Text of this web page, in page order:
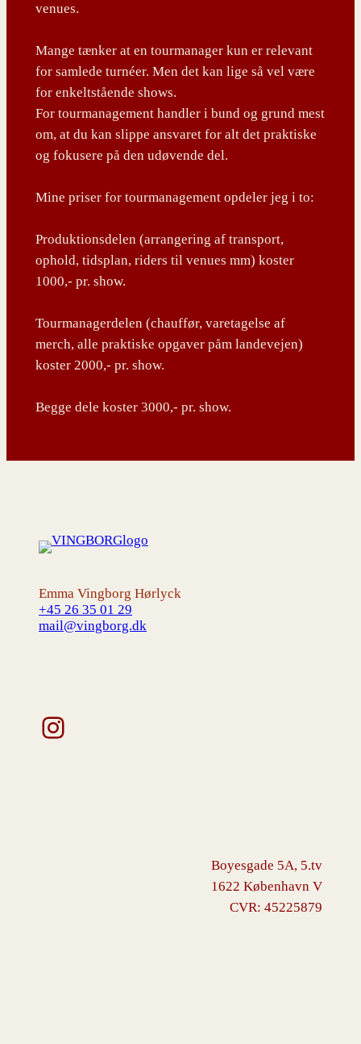
venues.
Mange tænker at en tourmanager kun er relevant
for samlede turnéer. Men det kan lige så vel være
for enkeltstående shows.
For tourmanagement handler i bund og grund mest
om, at du kan slippe ansvaret for alt det praktiske
og fokusere på den udøvende del.
Mine priser for tourmanagement opdeler jeg i to:
Produktionsdelen (arrangering af transport,
ophold, tidsplan, riders til venues mm) koster
1000,- pr. show.
Tourmanagerdelen (chauffør, varetagelse af
merch, alle praktiske opgaver påm landevejen)
koster 2000,- pr. show.
Begge dele koster 3000,- pr. show.
Emma Vingborg Hørlyck
+45 26 35 01 29
mail@vingborg.dk
Instagram
Boyesgade 5A, 5.tv
1622 København V
CVR: 45225879